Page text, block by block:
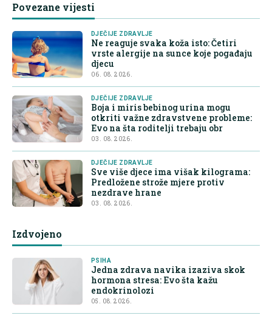
Povezane vijesti
DJEČIJE ZDRAVLJE
Ne reaguje svaka koža isto: Četiri
vrste alergije na sunce koje pogađaju
djecu
06. 08. 2026.
DJEČIJE ZDRAVLJE
Boja i miris bebinog urina mogu
otkriti važne zdravstvene probleme:
Evo na šta roditelji trebaju obr
03. 08. 2026.
DJEČIJE ZDRAVLJE
Sve više djece ima višak kilograma:
Predložene strože mjere protiv
nezdrave hrane
03. 08. 2026.
Izdvojeno
PSIHA
Jedna zdrava navika izaziva skok
hormona stresa: Evo šta kažu
endokrinolozi
05. 08. 2026.